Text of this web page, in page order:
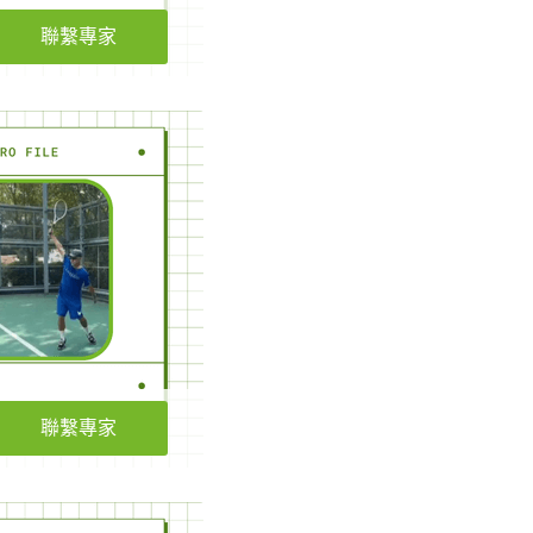
聯繫專家
聯繫專家